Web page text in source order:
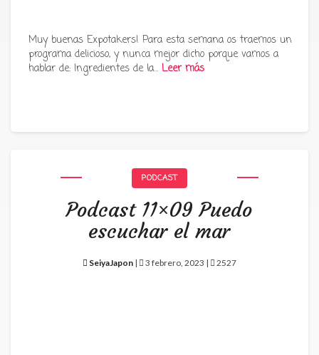
Muy buenas Expotakers! Para esta semana os traemos un
programa delicioso, y nunca mejor dicho porque vamos a
hablar de: Ingredientes de la… Leer más
PODCAST
Podcast 11×09 Puedo
escuchar el mar
SeiyaJapon | 3 febrero, 2023 | 2527